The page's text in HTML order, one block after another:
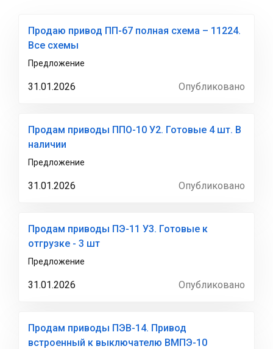
Продаю привод ПП-67 полная схема – 11224.
Все схемы
Предложение
31.01.2026 Опубликовано
Продам приводы ППО-10 У2. Готовые 4 шт. В
наличии
Предложение
31.01.2026 Опубликовано
Продам приводы ПЭ-11 У3. Готовые к
отгрузке - 3 шт
Предложение
31.01.2026 Опубликовано
Продам приводы ПЭВ-14. Привод
встроенный к выключателю ВМПЭ-10